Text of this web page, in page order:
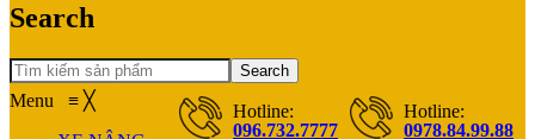
Search
Search
Hotline:
096.732.7777
Hotline:
0978.84.99.88
Menu ≡ ╳